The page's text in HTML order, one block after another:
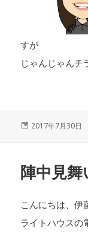
すが
じゃんじゃんチ
投
2017年7月30日
陣中見舞
こんにちは、伊
ライトハウスの